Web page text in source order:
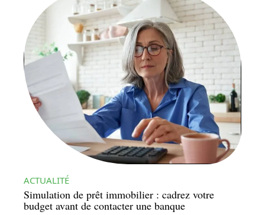
ACTUALITÉ
Simulation de prêt immobilier : cadrez votre
budget avant de contacter une banque